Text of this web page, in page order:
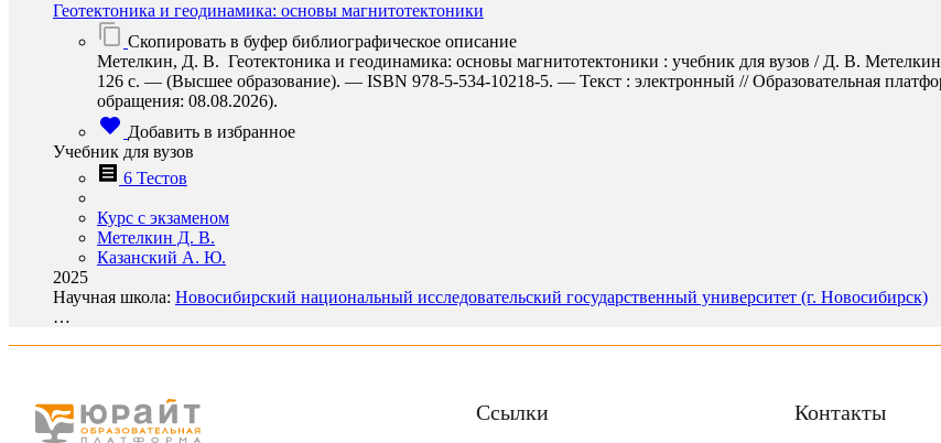
Геотектоника и геодинамика: основы магнитотектоники
Скопировать в буфер библиографическое описание
Метелкин, Д. В. Геотектоника и геодинамика: основы магнитотектоники : учебник для вузов / Д. В.
126 с. — (Высшее образование). — ISBN 978-5-534-10218-5. — Текст : электронный // Образовательная
обращения: 08.08.2026).
Добавить в избранное
Учебник для вузов
6 Тестов
Курс с экзаменом
Метелкин Д. В.
Казанский А. Ю.
2025
Научная школа: Новосибирский национальный исследовательский государственный университет (г. Новосибирск)
…
Ссылки Контакты